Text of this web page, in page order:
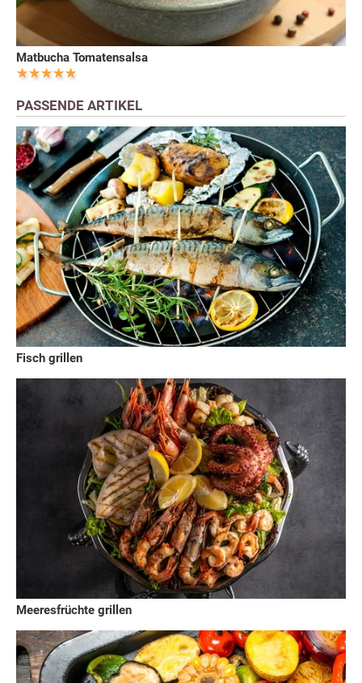
Matbucha Tomatensalsa
PASSENDE ARTIKEL
Fisch grillen
Meeresfrüchte grillen